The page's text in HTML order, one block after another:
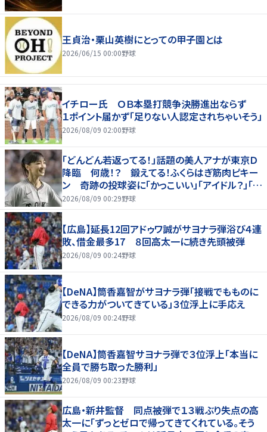
王貞治・栗山英樹にとっての甲子園とは
2026/06/15 00:00野球
イチロー氏 ＯＢ本塁打競争決勝進出ならず
１ポイント届かず「足りない人認定されちゃいそう」
2026/08/09 02:00野球
「どんどん若返ってる！」話題の美人アナが東京Ｄ
降臨 何歳！？ 鍛えてる！ふくらはぎ筋肉ピキー
ン 奇跡の投球姿に「かっこいい」「アイドル？」「女
神」
2026/08/09 00:29野球
【広島】延長12回アドゥワ誠がサヨナラ弾浴び４連
敗、借金最多17 ８回高太一に続き先頭被弾
2026/08/09 00:24野球
【DeNA】筒香嘉智がサヨナラ弾「接戦でもものに
できる力がついてきている」３位浮上に手応え
2026/08/09 00:24野球
【DeNA】筒香嘉智サヨナラ弾で３位浮上「本当に
全員で勝ち取った勝利」
2026/08/09 00:23野球
広島・新井監督 同点被弾で１３戦ぶり失点の高
太一に「ずっとゼロで帰ってきてくれている。そう